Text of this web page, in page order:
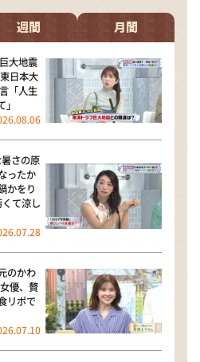
週間 月間
大地震
日本大
「人生
さの原
ったか
かをり
くて涼し
のかわ
優、贅
リポで